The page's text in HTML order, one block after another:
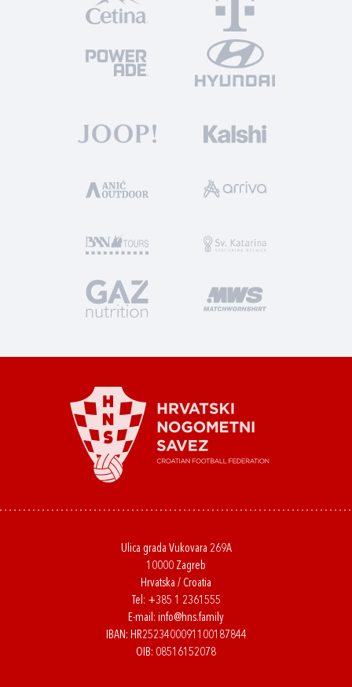
Ulica grada Vukovara 269A
10000 Zagreb
Hrvatska / Croatia
Tel: +385 1 2361555
E-mail: info@hns.family
IBAN: HR2523400091100187844
OIB: 08516152078